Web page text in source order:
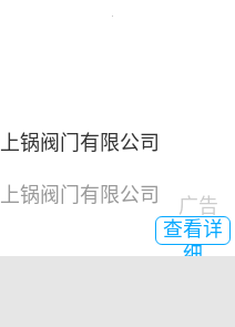
上锅阀门有限公司
上锅阀门有限公司
查看详
细
广告